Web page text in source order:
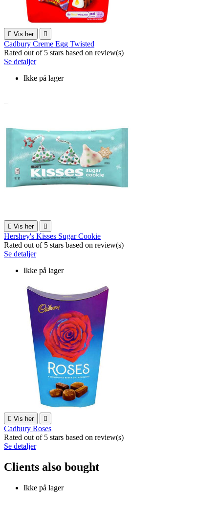
 Vis her 
Cadbury Creme Egg Twisted
Rated out of 5 stars based on review(s)
Se detaljer
Ikke på lager
 Vis her 
Hershey's Kisses Sugar Cookie
Rated out of 5 stars based on review(s)
Se detaljer
Ikke på lager
 Vis her 
Cadbury Roses
Rated out of 5 stars based on review(s)
Se detaljer
Clients also bought
Ikke på lager